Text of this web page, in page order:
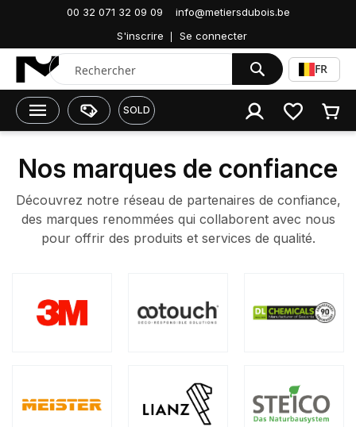
00 32 071 32 09 09
info@metiersdubois.be
S'inscrire
Se connecter
ChercherFR
SOLD
Nos marques de confiance
Découvrez notre réseau de partenaires de confiance,
des marques renommées qui collaborent avec nous
pour offrir des produits et services de qualité.